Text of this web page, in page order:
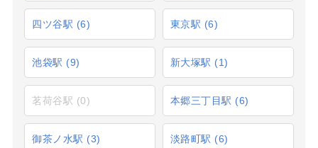
四ツ谷駅 (6) 東京駅 (6)
池袋駅 (9) 新大塚駅 (1)
茗荷谷駅 (0) 本郷三丁目駅 (6)
御茶ノ水駅 (3) 淡路町駅 (6)